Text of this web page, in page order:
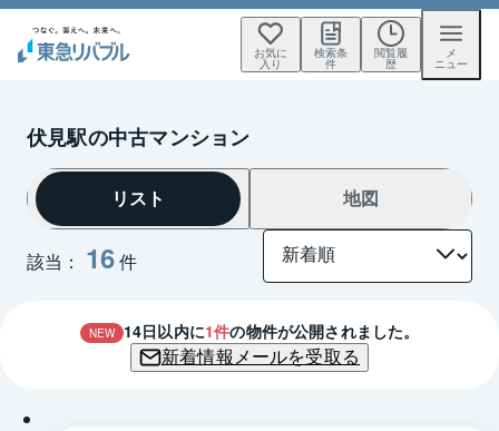
お気に
入り
検索条
件
閲覧履
歴
メ
ニュー
伏見駅の中古マンション
該当： 16件
リスト 地図
NEW 14日以内に1件の物件が公開されました。
新着情報メールを受取る